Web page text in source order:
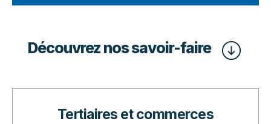
Découvrez nos savoir-faire
Tertiaires et commerces